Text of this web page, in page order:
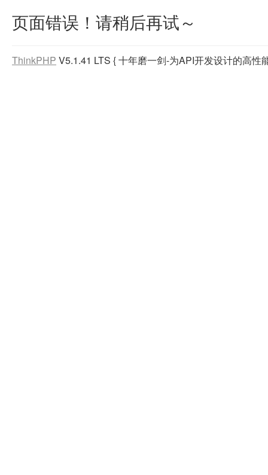
页面错误！请稍后再试～
ThinkPHP V5.1.41 LTS { 十年磨一剑-为API开发设计的高性